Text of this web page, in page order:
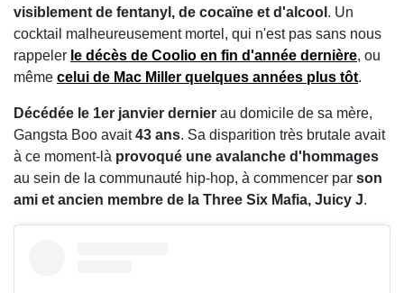
visiblement de fentanyl, de cocaïne et d'alcool . Un
cocktail malheureusement mortel, qui n'est pas sans nous
rappeler le décès de Coolio en fin d'année dernière, ou
même celui de Mac Miller quelques années plus tôt.
Décédée le 1er janvier dernier au domicile de sa mère,
Gangsta Boo avait43 ans. Sa disparition très brutale avait
à ce moment-là provoqué une avalanche d'hommages
au sein de la communauté hip-hop, à commencer par son
ami et ancien membre de la Three Six Mafia, Juicy J.